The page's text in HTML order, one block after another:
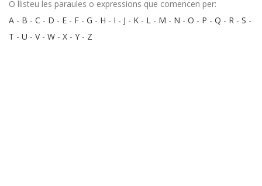
O llisteu les paraules o expressions que comencen per:
A - B - C - D - E - F - G - H - I - J - K - L - M - N - O - P - Q - R - S -
T - U - V- W - X - Y - Z